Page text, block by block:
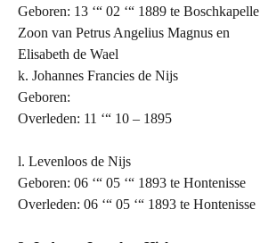
Geboren: 13 ‘“ 02 ‘“ 1889 te Boschkapelle
Zoon van Petrus Angelius Magnus en
Elisabeth de Wael
k. Johannes Francies de Nijs
Geboren:
Overleden: 11 ‘“ 10 – 1895
l. Levenloos de Nijs
Geboren: 06 ‘“ 05 ‘“ 1893 te Hontenisse
Overleden: 06 ‘“ 05 ‘“ 1893 te Hontenisse